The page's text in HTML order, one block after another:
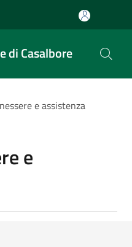
di Casalbore
e assistenza
e